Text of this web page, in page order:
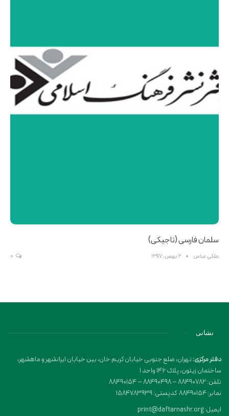
سلمان فارسی (تاجیکی)
ملکی عباس 2 بهمن, 1397
نشانی
دفتر مرکزی:تهران، ضلع جنوبی خیابان کریم خان، بین خیابان ایرانشهر و ماهشهر،
ساختمان زیتون، پلاک 146 واحد 1
تلفن: 88490782 – 88490498 – 88490154
نمابر: 88490154 کدپستی: 1584783939
ایمیل: print@daftarnashr.org